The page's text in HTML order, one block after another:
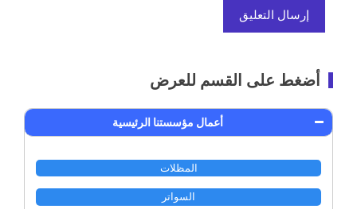
أضغط على القسم للعرض
أعمال مؤسستنا الرئيسية
المظلات
السواتر